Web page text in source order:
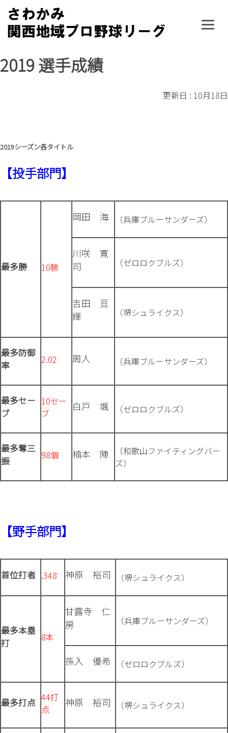
Skip
content
2019 選手成績
更新日 : 10月18日
2019シーズン各タイトル
【投手部門】
最多勝 10勝
岡田 海 （兵庫ブルーサンダーズ）
川咲 寛
司
（ゼロロクブルズ）
吉田 亘
輝
（堺シュライクス）
最多防御
率
2.02 周人 （兵庫ブルーサンダーズ）
最多セー
ブ
10セー
ブ
白戸 颯 （ゼロロクブルズ）
最多奪三
振
98個 楠本 陣
（和歌山ファイティングバー
ズ）
【野手部門】
首位打者 .348 神原 裕司 （堺シュライクス）
最多本塁
打
8本
甘露寺 仁
房
（兵庫ブルーサンダーズ）
孫入 優希 （ゼロロクブルズ）
最多打点 44打
点
神原 裕司 （堺シュライクス）